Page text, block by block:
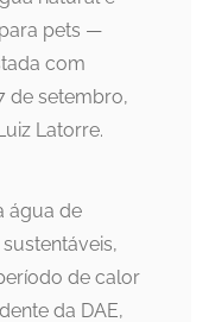
pets —
com
de setembro,
Latorre.
água de
de calor
da DAE,